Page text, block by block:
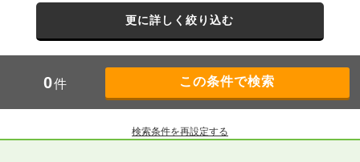
更に詳しく絞り込む
0件
検索条件を再設定する